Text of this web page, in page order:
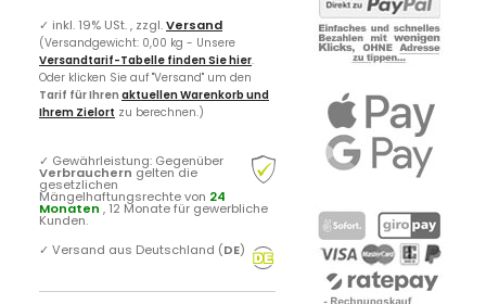
✓ inkl. 19% USt. , zzgl.Versand
(Versandgewicht: 0,00 kg - Unsere
Versandtarif-Tabelle finden Sie hier.
Oder klicken Sie auf "Versand" um den
Tarif für Ihren aktuellen Warenkorb und
Ihrem Zielort zu berechnen.)
✓ Gewährleistung: Gegenüber
Verbrauchern gelten die
gesetzlichen
Mängelhaftungsrechte von 24
Monaten , 12 Monate für gewerbliche
Kunden.
✓ Versand aus Deutschland (DE)